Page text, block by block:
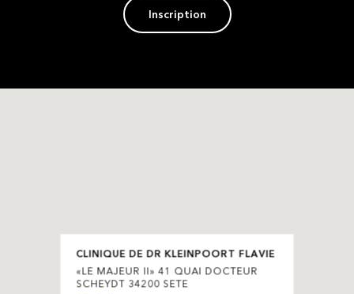
Inscription
CLINIQUE DE DR KLEINPOORT FLAVIE
«LE MAJEUR II» 41 QUAI DOCTEUR
SCHEYDT 34200 SETE